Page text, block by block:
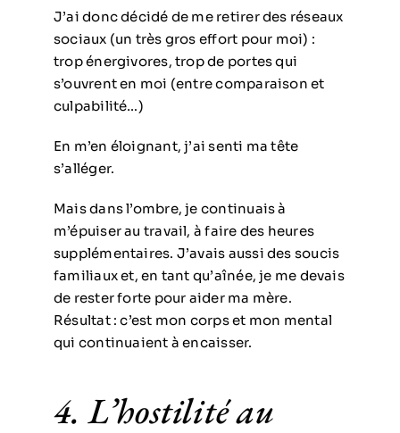
J’ai donc décidé de me retirer des réseaux
sociaux (un très gros effort pour moi) :
trop énergivores, trop de portes qui
s’ouvrent en moi (entre comparaison et
culpabilité…)
En m’en éloignant, j’ai senti ma tête
s’alléger.
Mais dans l’ombre, je continuais à
m’épuiser au travail, à faire des heures
supplémentaires. J’avais aussi des soucis
familiaux et, en tant qu’aînée, je me devais
de rester forte pour aider ma mère.
Résultat : c’est mon corps et mon mental
qui continuaient à encaisser.
4. L’hostilité au